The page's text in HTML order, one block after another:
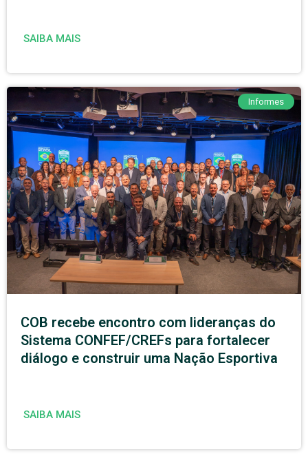
SAIBA MAIS
Informes
COB recebe encontro com lideranças do
Sistema CONFEF/CREFs para fortalecer
diálogo e construir uma Nação Esportiva
SAIBA MAIS